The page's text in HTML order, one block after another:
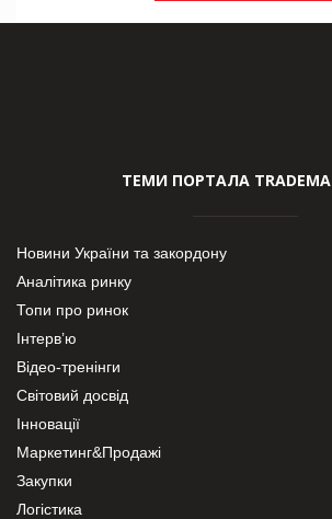
ТЕМИ ПОРТАЛА
Новини України та закордону
Аналітика ринку
Топи про ринок
Інтерв’ю
Відео-тренінги
Світовий досвід
Інновації
Маркетинг&Продажі
Закупки
Логістика